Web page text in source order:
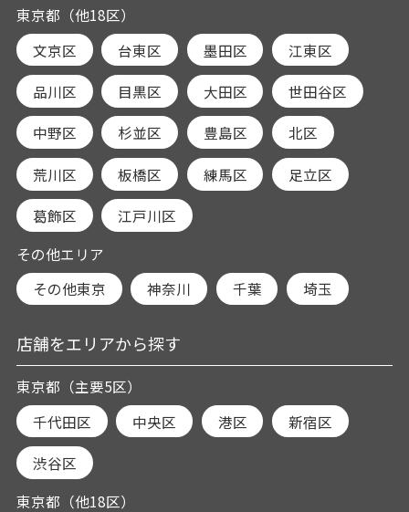
東京都（他18区）
文京区
台東区 墨田区 江東区
品川区 目黒区 大田区 世田谷区
中野区 杉並区 豊島区 北区
荒川区 板橋区 練馬区 足立区
葛飾区
江戸川区
その他エリア
その他東京
神奈川 千葉 埼玉
店舗をエリアから探す
東京都（主要5区）
千代田区
中央区 港区 新宿区
渋谷区
東京都（他18区）